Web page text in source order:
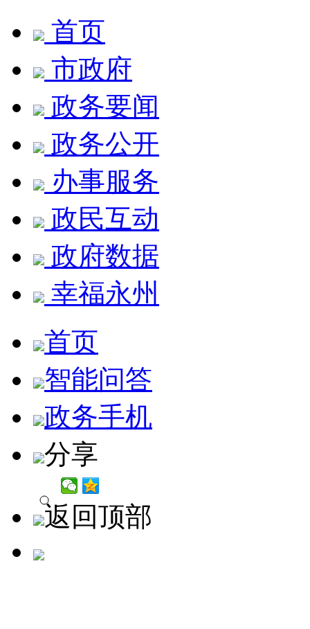
首页
市政府
政务要闻
政务公开
办事服务
政民互动
政府数据
幸福永州
首页
智能问答
政务手机
分享
返回顶部